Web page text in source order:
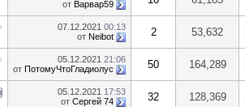
от Варвар59
07.12.2021 00:13
от Neibot 2 53,632
05.12.2021 21:06
от ПотомуЧтоГладиолус 50 164,289
05.12.2021 17:53
от Сергей 74 32 128,369